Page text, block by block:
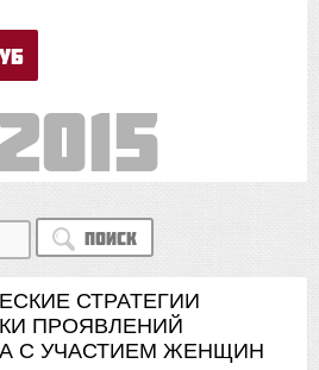
Поиск
СТРАТЕГИИ
ПРОЯВЛЕНИЙ
С УЧАСТИЕМ ЖЕНЩИН